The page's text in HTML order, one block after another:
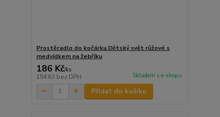
Prostěradlo do kočárku Dětský svět růžové s
medvídkem na žebříku
186 Kč/ks
154 Kč bez DPH Skladem v e-shopu
Přidat do košíku